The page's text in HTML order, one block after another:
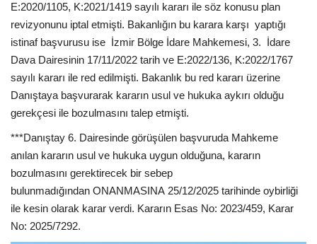
E:2020/1105, K:2021/1419 sayılı kararı ile söz konusu plan
revizyonunu iptal etmişti. Bakanlığın bu karara karşı yaptığı
istinaf başvurusu ise İzmir Bölge İdare Mahkemesi, 3. İdare
Dava Dairesinin 17/11/2022 tarih ve E:2022/136, K:2022/1767
sayılı kararı ile red edilmişti. Bakanlık bu red kararı üzerine
Danıştaya başvurarak kararın usul ve hukuka aykırı olduğu
gerekçesi ile bozulmasını talep etmişti.
***Danıştay 6. Dairesinde görüşülen başvuruda Mahkeme
anılan kararın usul ve hukuka uygun olduğuna, kararın
bozulmasını gerektirecek bir sebep
bulunmadığından ONANMASINA 25/12/2025 tarihinde oybirliği
ile kesin olarak karar verdi. Kararın Esas No: 2023/459, Karar
No: 2025/7292.